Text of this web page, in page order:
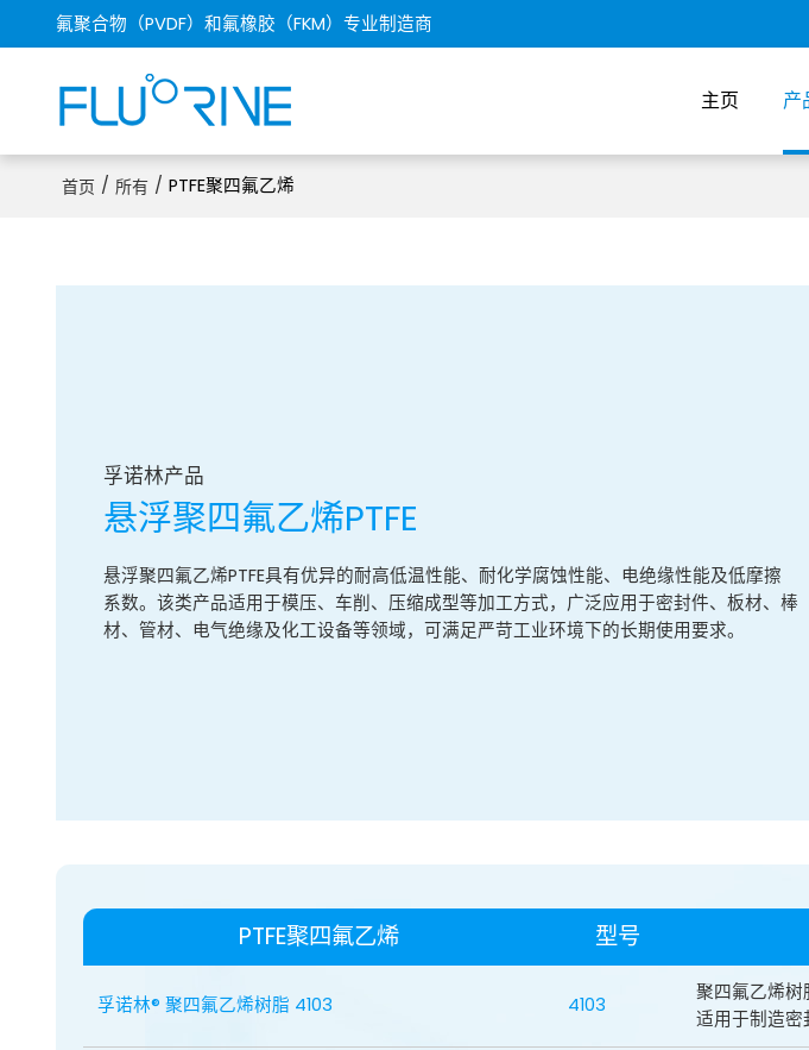
氟聚合物（PVDF）和氟橡胶（FKM）专业制造商
主页 产
首页 / 所有 / PTFE聚四氟乙烯
孚诺林产品
悬浮聚四氟乙烯PTFE
悬浮聚四氟乙烯PTFE具有优异的耐高低温性能、耐化学腐蚀性能、电绝缘性能及低摩擦
系数。该类产品适用于模压、车削、压缩成型等加工方式，广泛应用于密封件、板材、棒
材、管材、电气绝缘及化工设备等领域，可满足严苛工业环境下的长期使用要求。
PTFE聚四氟乙烯 型号
孚诺林® 聚四氟乙烯树脂 4103 4103
聚四氟乙烯树
适用于制造